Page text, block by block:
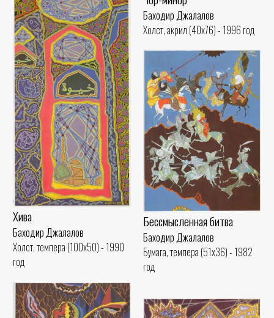
Баходир Джалалов
Холст, акрил (40x76) - 1996 год
Хива
Баходир Джалалов
Холст, темпера (100x50) - 1990
год
Бессмысленная битва
Баходир Джалалов
Бумага, темпера (51x36) - 1982
год